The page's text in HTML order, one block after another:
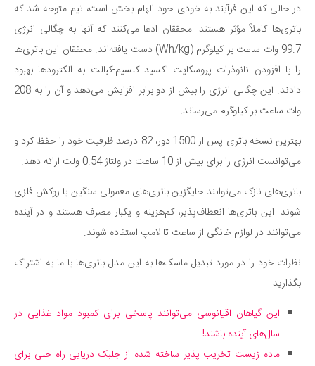
در حالی که این فرآیند به خودی خود الهام بخش است، تیم متوجه شد که
باتری‌ها کاملاً مؤثر هستند. محققان ادعا می‌کنند که آنها به چگالی انرژی
99.7 وات ساعت بر کیلوگرم (Wh/kg) دست یافته‌اند. محققان این باتری‌ها
را با افزودن نانوذرات پروسکایت اکسید کلسیم-کبالت به الکترودها بهبود
دادند. این چگالی انرژی را بیش از دو برابر افزایش می‌دهد و آن را به 208
وات ساعت بر کیلوگرم می‌رساند.
بهترین نسخه باتری پس از 1500 دور، 82 درصد ظرفیت خود را حفظ کرد و
می‌توانست انرژی را برای بیش از 10 ساعت در ولتاژ 0.54 ولت ارائه دهد.
باتری‌های نازک می‌توانند جایگزین باتری‌های معمولی سنگین‌ با روکش فلزی
شوند. این باتری‌ها انعطاف‌پذیر، کم‌هزینه و یکبار مصرف هستند و در آینده
می‌توانند در لوازم خانگی از ساعت تا لامپ استفاده شوند.
نظرات خود را در مورد تبدیل ماسک‌ها به این مدل باتری‌ها با ما به اشتراک
بگذارید.
این گیاهان اقیانوسی می‌توانند پاسخی برای کمبود مواد غذایی در
سال‌های آینده باشند‌!
ماده زیست تخریب پذیر ساخته شده از جلبک دریایی راه حلی برای